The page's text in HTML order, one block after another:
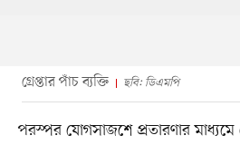
গ্রেপ্তার পাঁচ ব্যক্তি ছবি: ডিএমপি
পরস্পর যোগসাজশে প্রতারণার